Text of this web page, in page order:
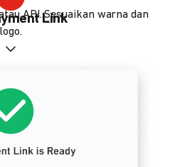
Link
API. Sesuaikan warna dan
logo.